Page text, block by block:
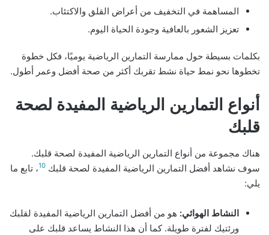
المساهمة في التخفيف من أعراض القلق والاكتئاب.
تعزيز الشعور بالعافية وجودة الحياة اليوم.
بكلمات بسيطة حول ممارسة التمارين الرياضية يوميًا، فكل خطوة
تخطوها نحو نمط حياة نشط تقربك أكثر من صحة أفضل وعمر أطول.
أنواع التمارين الرياضية المفيدة لصحة
قلبك
هناك مجموعة من أنواع التمارين الرياضية المفيدة لصحة قلبك.
سوف نشاهد أفضل التمارين الرياضية المفيدة لصحة قلبك 10، تابع ما
يلي:
النشاط الهوائي: هو من أفضل التمارين الرياضية المفيدة لقلبك
ورئتيك لفترة طويلة. كما أن هذا النشاط يساعد قلبك على